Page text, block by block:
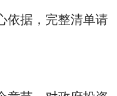
依据，完整清单请